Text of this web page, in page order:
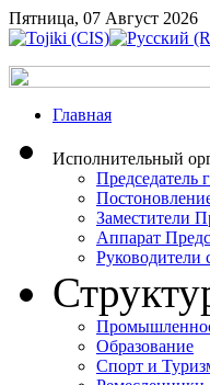
Пятница, 07 Август 2026
Главная
Исполнительный
Председатель
Заместители
Аппарат
Руководители
Образование
Спорт и